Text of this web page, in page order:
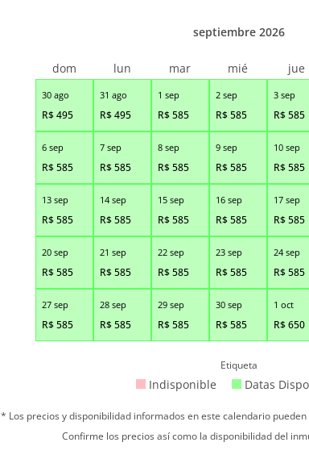
30 ago
R$495
31 ago
R$495
1 sep
R$585
2 sep
R$585
3 sep
R$585
6 sep
R$585
7 sep
R$585
8 sep
R$585
9 sep
R$585
10 sep
R$585
13 sep
R$585
14 sep
R$585
15 sep
R$585
16 sep
R$585
17 sep
R$585
20 sep
R$585
21 sep
R$585
22 sep
R$585
23 sep
R$585
24 sep
R$585
27 sep
R$585
28 sep
R$585
29 sep
R$585
30 sep
R$585
1 oct
R$650
septiembre 2026
dom lun mar mié jue
Etiqueta
Indisponible Datas
* Los precios y disponibilidad informados en este calendario
Confirme los precios así como la disponibilidad del